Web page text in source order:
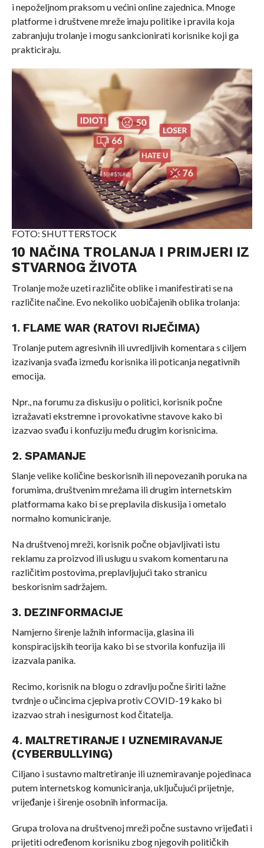
i nepoželjnom praksom u većini online zajednica. Mnoge
platforme i društvene mreže imaju politike i pravila koja
zabranjuju trolanje i mogu sankcionirati korisnike koji ga
prakticiraju.
FOTO: SHUTTERSTOCK
10 NAČINA TROLANJA I PRIMJERI IZ
STVARNOG ŽIVOTA
Trolanje može uzeti različite oblike i manifestirati se na
različite načine. Evo nekoliko uobičajenih oblika trolanja:
1. FLAME WAR (RATOVI RIJEČIMA)
Trolanje putem agresivnih ili uvredljivih komentara s ciljem
izazivanja svađa između korisnika ili poticanja negativnih
emocija.
Npr., na forumu za diskusiju o politici, korisnik počne
izražavati ekstremne i provokativne stavove kako bi
izazvao svađu i konfuziju među drugim korisnicima.
2. SPAMANJE
Slanje velike količine beskorisnih ili nepovezanih poruka na
forumima, društvenim mrežama ili drugim internetskim
platformama kako bi se preplavila diskusija i ometalo
normalno komuniciranje.
Na društvenoj mreži, korisnik počne objavljivati istu
reklamu za proizvod ili uslugu u svakom komentaru na
različitim postovima, preplavljujući tako stranicu
beskorisnim sadržajem.
3. DEZINFORMACIJE
Namjerno širenje lažnih informacija, glasina ili
konspiracijskih teorija kako bi se stvorila konfuzija ili
izazvala panika.
Recimo, korisnik na blogu o zdravlju počne širiti lažne
tvrdnje o učincima cjepiva protiv COVID-19 kako bi
izazvao strah i nesigurnost kod čitatelja.
4. MALTRETIRANJE I UZNEMIRAVANJE
(CYBERBULLYING)
Ciljano i sustavno maltretiranje ili uznemiravanje pojedinaca
putem internetskog komuniciranja, uključujući prijetnje,
vrijeđanje i širenje osobnih informacija.
Grupa trolova na društvenoj mreži počne sustavno vrijeđati i
prijetiti određenom korisniku zbog njegovih političkih